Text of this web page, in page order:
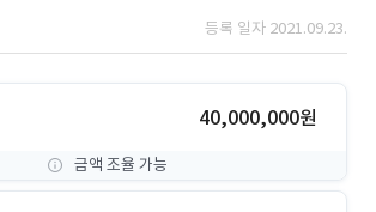
등록 일자 2021.09.23.
40,000,000원
금액 조율 가능